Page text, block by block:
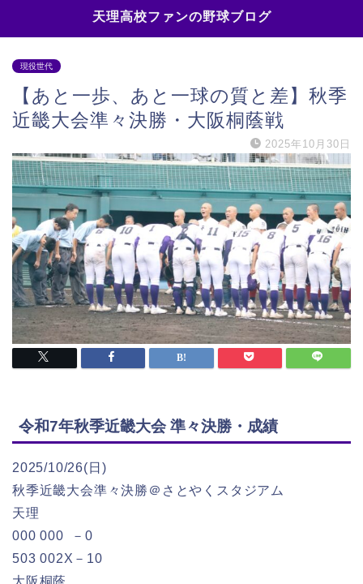
天理高校ファンの野球ブログ
現役世代
【あと一歩、あと一球の質と差】秋季
近畿大会準々決勝・大阪桐蔭戦
2025年10月30日
令和7年秋季近畿大会 準々決勝・成績
2025/10/26(日)
秋季近畿大会準々決勝＠さとやくスタジアム
天理
000 000 －0
503 002X－10
大阪桐蔭